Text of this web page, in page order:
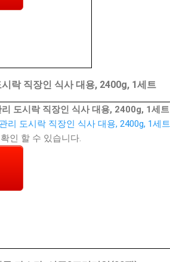
락 직장인 식사 대용, 2400g, 1세트
도시락 직장인 식사 대용, 2400g, 1세트
인 할 수 있습니다.